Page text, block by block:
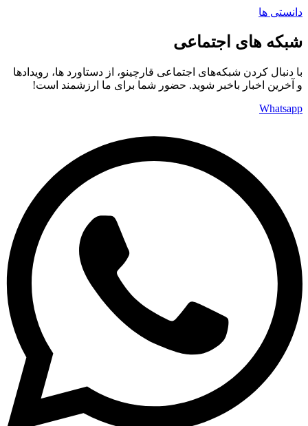
دانستی ها
شبکه های اجتماعی
با دنبال کردن شبکه‌های اجتماعی قارچینو، از دستاورد ها، رویدادها
و آخرین اخبار باخبر شوید. حضور شما برای ما ارزشمند است!
Whatsapp